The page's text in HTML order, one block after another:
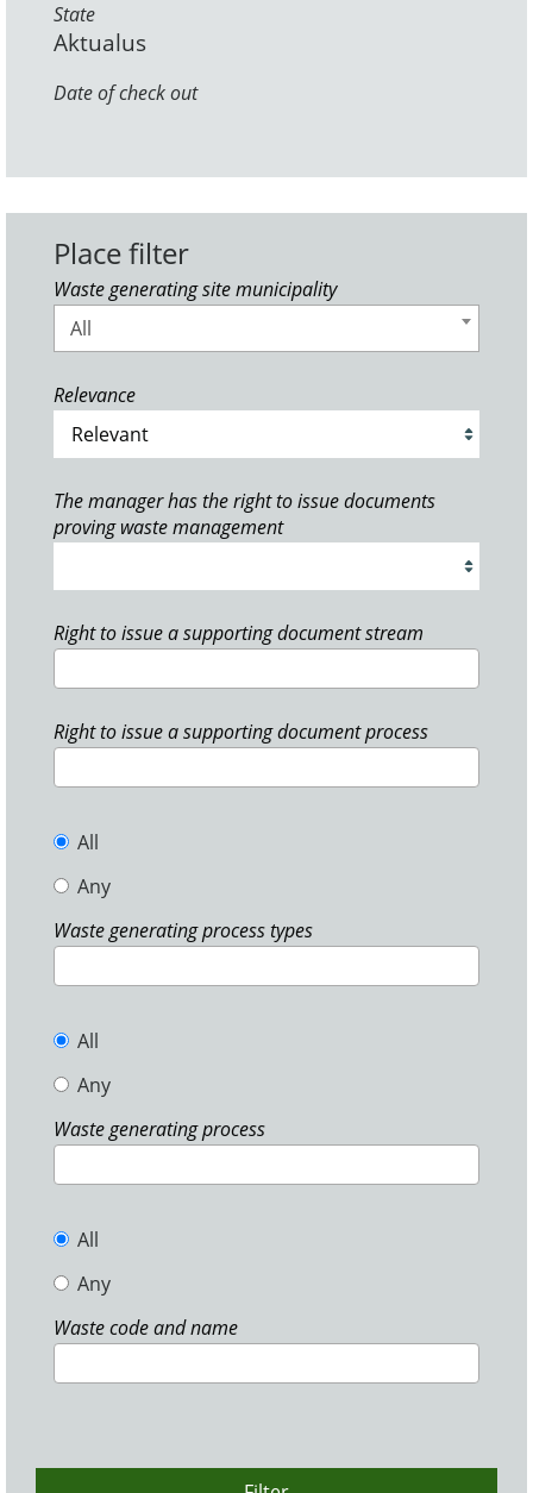
State
Aktualus
Date of check out
Place filter
Waste generating site municipality
All
Relevance
The manager has the right to issue documents
proving waste management
Right to issue a supporting document stream
Right to issue a supporting document process
All
Any
Waste generating process types
All
Any
Waste generating process
All
Any
Waste code and name